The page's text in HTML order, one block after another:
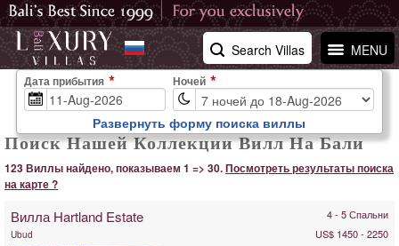
MENU
Search Villas
Поиск Нашей Коллекции Вилл На Бали
123 Виллы найдено, показываем 1 => 30.Посмотреть результаты поиска
на карте ?
Вилла Hartland Estate 4 - 5 Спальни
Ubud
US$ 1450 - 2250
Дата прибытия Ночей
Развернуть форму поиска виллы